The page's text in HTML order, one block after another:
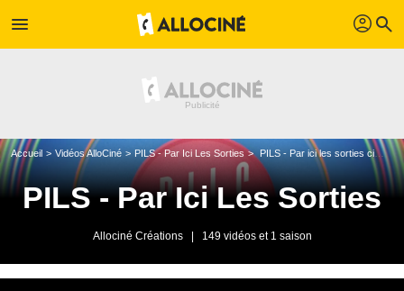
menu profil search
Accueil Vidéos AlloCiné PILS - Par Ici Les Sorties PILS - Par ici les sorties cinéma du 01/05/2024
PILS - Par Ici Les Sorties
Allociné Créations 149 vidéos et 1 saison